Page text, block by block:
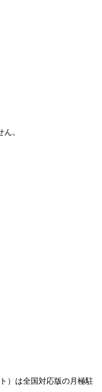
。
）は全国対応版の月極駐